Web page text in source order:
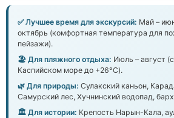
✅ Лучшее время для экскурсий: Май –
октябрь (комфортная температура для
пейзажи).
🏖️ Для пляжного отдыха: Июль – август
Каспийском море до +26°C).
🌿 Для природы: Сулакский каньон,
Самурский лес, Хучнинский водопад,
🏛️ Для истории: Крепость Нарын-Кала,